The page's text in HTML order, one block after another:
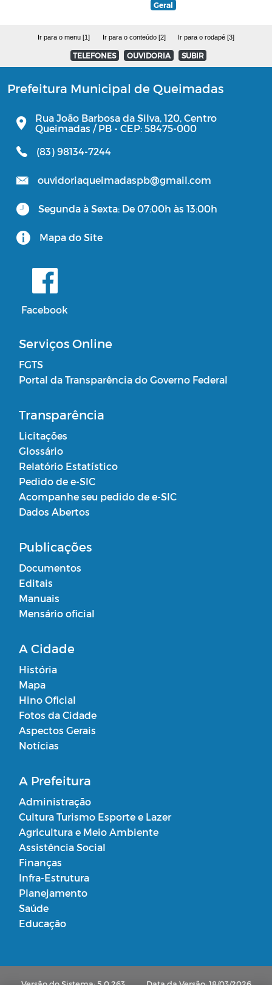
Geral
Ir para o menu [1] Ir para o conteúdo [2] Ir para o rodapé [3]
TELEFONES OUVIDORIA SUBIR
Prefeitura Municipal de Queimadas
Rua João Barbosa da Silva, 120, Centro
Queimadas / PB - CEP: 58475-000
(83) 98134-7244
ouvidoriaqueimadaspb@gmail.com
Segunda à Sexta: De 07:00h às 13:00h
Mapa do Site
Facebook
Serviços Online
FGTS
Portal da Transparência do Governo Federal
Transparência
Licitações
Glossário
Relatório Estatístico
Pedido de e-SIC
Acompanhe seu pedido de e-SIC
Dados Abertos
Publicações
Documentos
Editais
Manuais
Mensário oficial
A Cidade
História
Mapa
Hino Oficial
Fotos da Cidade
Aspectos Gerais
Notícias
A Prefeitura
Administração
Cultura Turismo Esporte e Lazer
Agricultura e Meio Ambiente
Assistência Social
Finanças
Infra-Estrutura
Planejamento
Saúde
Educação